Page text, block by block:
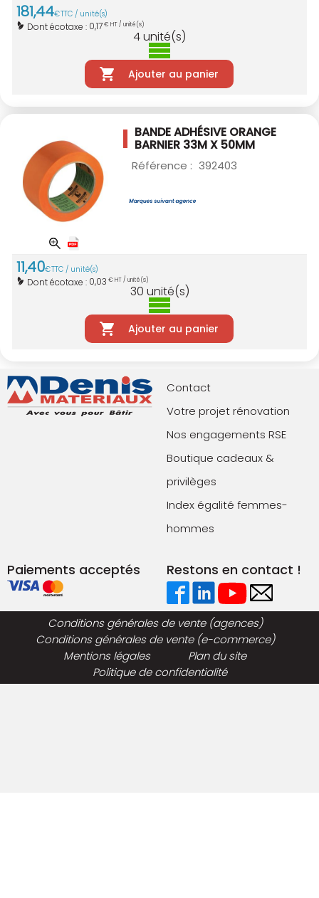
181,44€TTC / unité(s)
Dont écotaxe : 0,17€ HT / unité(s)
4unité(s)
Ajouter au panier
BANDE ADHÉSIVE ORANGE
BARNIER 33M X 50MM
Référence : 392403
11,40€TTC / unité(s)
Dont écotaxe : 0,03 € HT / unité(s)
30 unité(s)
Ajouter au panier
Contact
Votre projet rénovation
Nos engagements RSE
Boutique cadeaux &
privilèges
Index égalité femmes-
hommes
Paiements acceptés Restons en contact !
Conditions générales de vente (agences)
Conditions générales de vente (e-commerce)
Mentions légales
Plan du site
Politique de confidentialité